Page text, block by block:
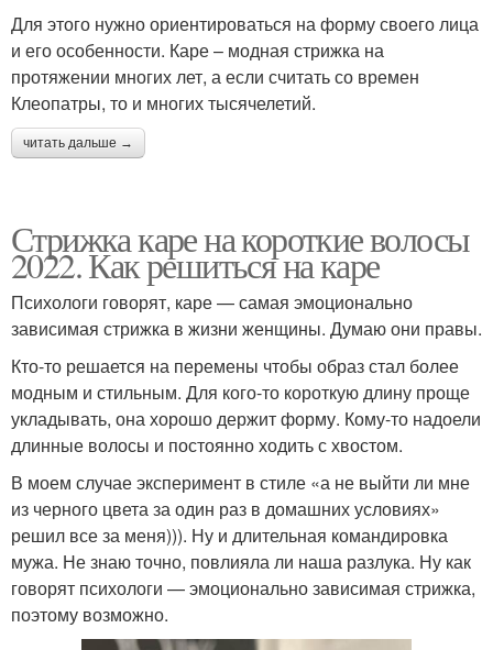
Для этого нужно ориентироваться на форму своего лица
и его особенности. Каре – модная стрижка на
протяжении многих лет, а если считать со времен
Клеопатры, то и многих тысячелетий.
читать дальше →
Стрижка каре на короткие волосы
2022. Как решиться на каре
Психологи говорят, каре — самая эмоционально
зависимая стрижка в жизни женщины. Думаю они правы.
Кто-то решается на перемены чтобы образ стал более
модным и стильным. Для кого-то короткую длину проще
укладывать, она хорошо держит форму. Кому-то надоели
длинные волосы и постоянно ходить с хвостом.
В моем случае эксперимент в стиле «а не выйти ли мне
из черного цвета за один раз в домашних условиях»
решил все за меня))). Ну и длительная командировка
мужа. Не знаю точно, повлияла ли наша разлука. Ну как
говорят психологи — эмоционально зависимая стрижка,
поэтому возможно.